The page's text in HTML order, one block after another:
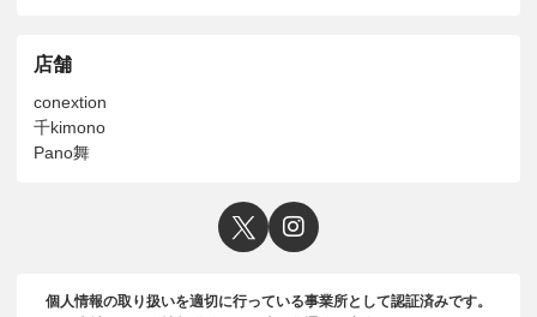
店舗
conextion
千kimono
Pano舞
個人情報の取り扱いを適切に行っている事業所として認証済みです。